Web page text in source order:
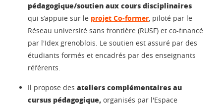
pédagogique/soutien aux cours disciplinaires
qui s’appuie sur le projet Co-former, piloté par le
Réseau université sans frontière (RUSF) et co-financé
par l'Idex grenoblois. Le soutien est assuré par des
étudiants formés et encadrés par des enseignants
référents.
Il propose des ateliers complémentaires au
cursus pédagogique, organisés par l'Espace